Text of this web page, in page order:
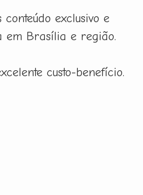
conteúdo exclusivo e
em Brasília e região.
custo-benefício.